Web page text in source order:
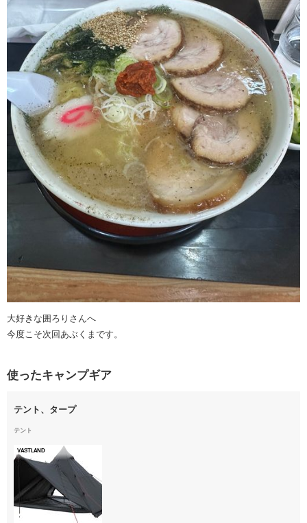
大好きな囲ろりさんへ
今度こそ次回あぶくまです。
使ったキャンプギア
テント、タープ
テント
VASTLAND